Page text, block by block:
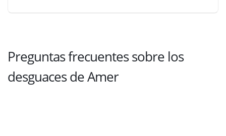
Preguntas frecuentes sobre los
desguaces de Amer